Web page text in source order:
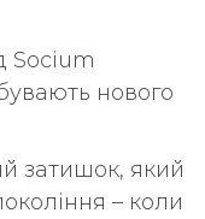
Socium
нового
затишок, який
– коли